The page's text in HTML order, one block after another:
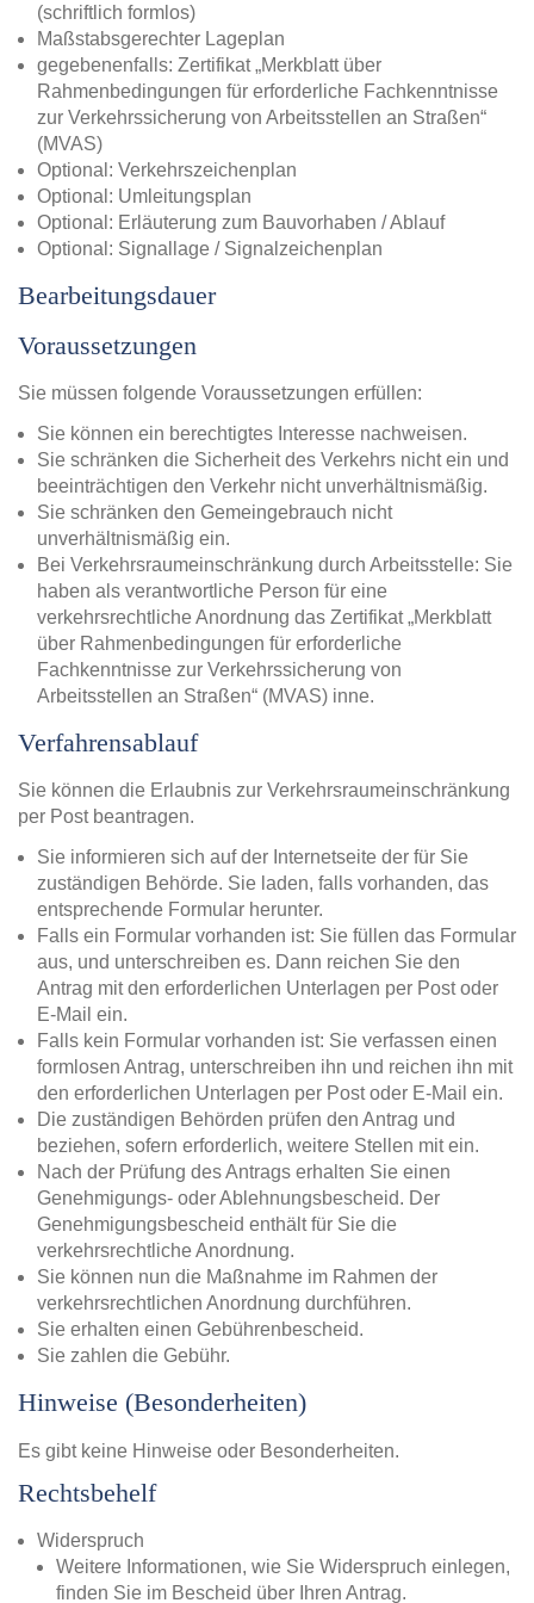
(schriftlich formlos)
Maßstabsgerechter Lageplan
gegebenenfalls: Zertifikat „Merkblatt über
Rahmenbedingungen für erforderliche Fachkenntnisse
zur Verkehrssicherung von Arbeitsstellen an Straßen“
(MVAS)
Optional: Verkehrszeichenplan
Optional: Umleitungsplan
Optional: Erläuterung zum Bauvorhaben / Ablauf
Optional: Signallage / Signalzeichenplan
Bearbeitungsdauer
Voraussetzungen
Sie müssen folgende Voraussetzungen erfüllen:
Sie können ein berechtigtes Interesse nachweisen.
Sie schränken die Sicherheit des Verkehrs nicht ein und
beeinträchtigen den Verkehr nicht unverhältnismäßig.
Sie schränken den Gemeingebrauch nicht
unverhältnismäßig ein.
Bei Verkehrsraumeinschränkung durch Arbeitsstelle: Sie
haben als verantwortliche Person für eine
verkehrsrechtliche Anordnung das Zertifikat „Merkblatt
über Rahmenbedingungen für erforderliche
Fachkenntnisse zur Verkehrssicherung von
Arbeitsstellen an Straßen“ (MVAS) inne.
Verfahrensablauf
Sie können die Erlaubnis zur Verkehrsraumeinschränkung
per Post beantragen.
Sie informieren sich auf der Internetseite der für Sie
zuständigen Behörde. Sie laden, falls vorhanden, das
entsprechende Formular herunter.
Falls ein Formular vorhanden ist: Sie füllen das Formular
aus, und unterschreiben es. Dann reichen Sie den
Antrag mit den erforderlichen Unterlagen per Post oder
E-Mail ein.
Falls kein Formular vorhanden ist: Sie verfassen einen
formlosen Antrag, unterschreiben ihn und reichen ihn mit
den erforderlichen Unterlagen per Post oder E-Mail ein.
Die zuständigen Behörden prüfen den Antrag und
beziehen, sofern erforderlich, weitere Stellen mit ein.
Nach der Prüfung des Antrags erhalten Sie einen
Genehmigungs- oder Ablehnungsbescheid. Der
Genehmigungsbescheid enthält für Sie die
verkehrsrechtliche Anordnung.
Sie können nun die Maßnahme im Rahmen der
verkehrsrechtlichen Anordnung durchführen.
Sie erhalten einen Gebührenbescheid.
Sie zahlen die Gebühr.
Hinweise (Besonderheiten)
Es gibt keine Hinweise oder Besonderheiten.
Rechtsbehelf
Widerspruch
Weitere Informationen, wie Sie Widerspruch einlegen,
finden Sie im Bescheid über Ihren Antrag.